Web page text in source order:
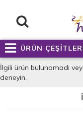
ÜRÜN
İlgili ürün bulunamadı
deneyin.